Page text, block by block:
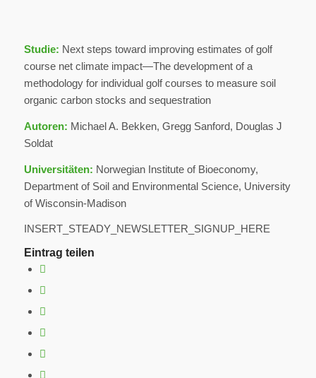
Studie: Next steps toward improving estimates of golf
course net climate impact—The development of a
methodology for individual golf courses to measure soil
organic carbon stocks and sequestration
Autoren: Michael A. Bekken, Gregg Sanford, Douglas J
Soldat
Universitäten: Norwegian Institute of Bioeconomy,
Department of Soil and Environmental Science, University
of Wisconsin-Madison
INSERT_STEADY_NEWSLETTER_SIGNUP_HERE
Eintrag teilen